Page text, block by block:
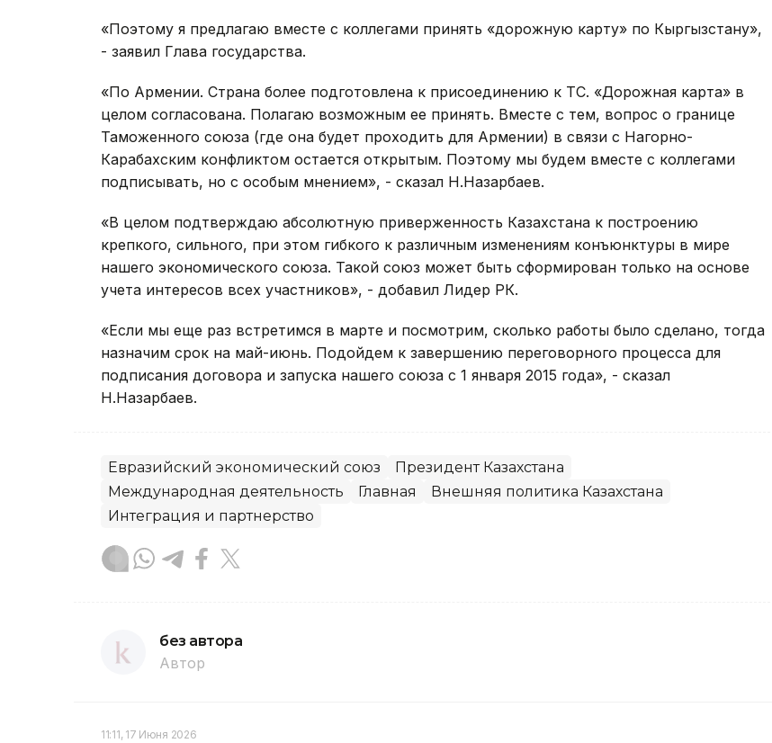
«Поэтому я предлагаю вместе с коллегами принять «дорожную карту» по Кыргызстану»,
- заявил Глава государства.
«По Армении. Страна более подготовлена к присоединению к ТС. «Дорожная карта» в
целом согласована. Полагаю возможным ее принять. Вместе с тем, вопрос о границе
Таможенного союза (где она будет проходить для Армении) в связи с Нагорно-
Карабахским конфликтом остается открытым. Поэтому мы будем вместе с коллегами
подписывать, но с особым мнением», - сказал Н.Назарбаев.
«В целом подтверждаю абсолютную приверженность Казахстана к построению
крепкого, сильного, при этом гибкого к различным изменениям конъюнктуры в мире
нашего экономического союза. Такой союз может быть сформирован только на основе
учета интересов всех участников», - добавил Лидер РК.
«Если мы еще раз встретимся в марте и посмотрим, сколько работы было сделано, тогда
назначим срок на май-июнь. Подойдем к завершению переговорного процесса для
подписания договора и запуска нашего союза с 1 января 2015 года», - сказал
Н.Назарбаев.
Евразийский экономический союз
Президент Казахстана
Международная деятельность
Главная
Внешняя политика Казахстана
Интеграция и партнерство
без автора
Автор
11:11, 17 Июня 2026